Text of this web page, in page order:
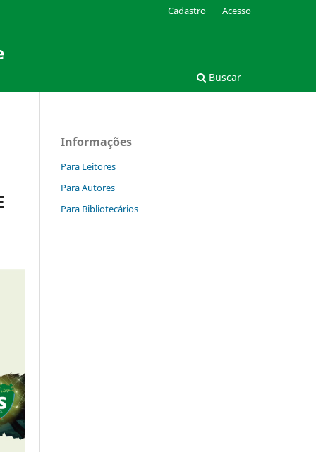
Buscar
Cadastro Acesso
Informações
Para Leitores
Para Autores
Para Bibliotecários